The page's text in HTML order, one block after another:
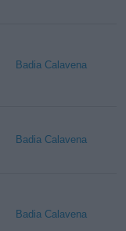
Badia Calavena
Badia Calavena
Badia Calavena